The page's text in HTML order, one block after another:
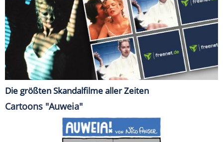
Die größten Skandalfilme aller Zeiten
Cartoons "Auweia"